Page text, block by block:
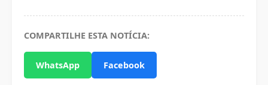
COMPARTILHE ESTA NOTÍCIA:
WhatsApp Facebook